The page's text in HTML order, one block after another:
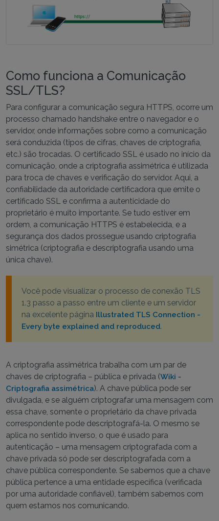
Como funciona a Comunicação
SSL/TLS?
Para configurar a comunicação segura HTTPS, ocorre um
processo chamado handshake entre o navegador e o
servidor, onde informações sobre como a comunicação
será conduzida (tipos de cifras, chaves de criptografia,
etc.) são trocadas. O certificado SSL é usado no início da
comunicação, onde a criptografia assimétrica é utilizada
para troca de chaves e verificação do servidor. Aqui, a
confiabilidade da autoridade certificadora que emite o
certificado SSL e confirma a autenticidade do
proprietário é muito importante. Se tudo estiver em
ordem, a comunicação HTTPS é estabelecida, e a
segurança dos dados prossegue usando criptografia
simétrica (criptografia e descriptografia usando uma
única chave).
Você pode visualizar o processo de conexão TLS
1.3 passo a passo entre um cliente e um servidor
na excelente página Illustrated TLS Connection -
Every byte explained and reproduced.
A criptografia assimétrica trabalha com um par de
chaves de criptografia – pública e privada (Wiki -
Criptografia assimétrica). A chave pública pode ser
divulgada, e se alguém criptografar uma mensagem com
essa chave, somente o proprietário da chave privada
correspondente pode descriptografá-la. O mesmo se
aplica no sentido inverso, o que é usado para
autenticação – uma mensagem criptografada com a
chave privada só pode ser descriptografada com a
chave pública correspondente. Se sabemos que a chave
pública pertence a uma entidade específica (verificada
por uma autoridade confiável), também sabemos com
quem estamos nos comunicando.